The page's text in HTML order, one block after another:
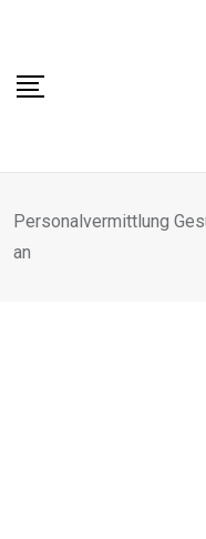
content
Personalvermittlung
an